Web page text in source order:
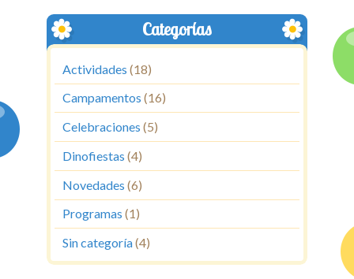
Categorías
Actividades (18)
Campamentos (16)
Celebraciones (5)
Dinofiestas (4)
Novedades (6)
Programas (1)
Sin categoría(4)